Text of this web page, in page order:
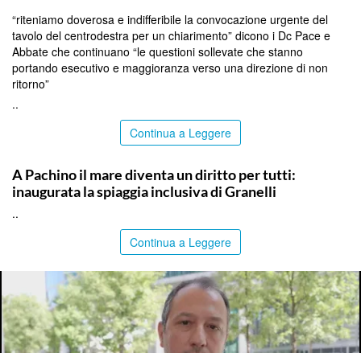
“riteniamo doverosa e indifferibile la convocazione urgente del
tavolo del centrodestra per un chiarimento” dicono i Dc Pace e
Abbate che continuano “le questioni sollevate che stanno
portando esecutivo e maggioranza verso una direzione di non
ritorno”
..
Continua a Leggere
A Pachino il mare diventa un diritto per tutti:
inaugurata la spiaggia inclusiva di Granelli
..
Continua a Leggere